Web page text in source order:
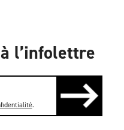
l’infolettre
.